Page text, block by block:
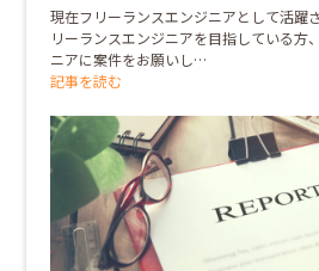
現在フリーランスエンジニアとして活躍
リーランスエンジニアを目指している方
ニアに案件をお願いし…
記事を読む